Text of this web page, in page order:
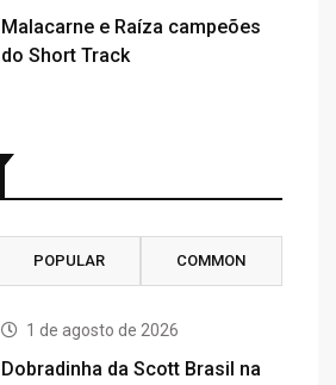
Malacarne e Raíza campeões
do Short Track
POPULAR COMMON
1 de agosto de 2026
Dobradinha da Scott Brasil na